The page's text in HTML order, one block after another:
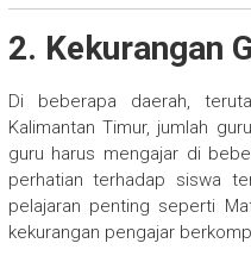
2. Kekurangan
Di beberapa daerah,
Kalimantan Timur, jumlah
guru harus mengajar di
perhatian terhadap siswa
pelajaran penting seperti
kekurangan pengajar